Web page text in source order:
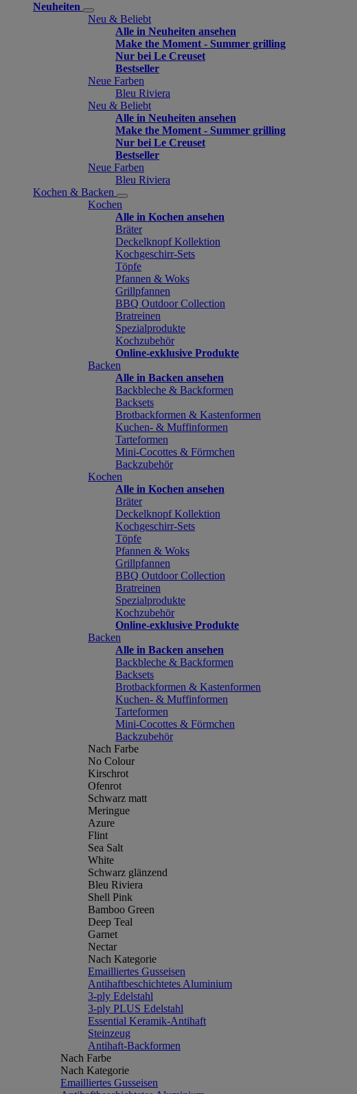
Neuheiten
Neu & Beliebt
Alle in Neuheiten ansehen
Make the Moment - Summer grilling
Nur bei Le Creuset
Bestseller
Neue Farben
Bleu Riviera
Neu & Beliebt
Alle in Neuheiten ansehen
Make the Moment - Summer grilling
Nur bei Le Creuset
Bestseller
Neue Farben
Bleu Riviera
Kochen & Backen
Kochen
Alle in Kochen ansehen
Bräter
Deckelknopf Kollektion
Kochgeschirr-Sets
Töpfe
Pfannen & Woks
Grillpfannen
BBQ Outdoor Collection
Bratreinen
Spezialprodukte
Kochzubehör
Online-exklusive Produkte
Backen
Alle in Backen ansehen
Backbleche & Backformen
Backsets
Brotbackformen & Kastenformen
Kuchen- & Muffinformen
Tarteformen
Mini-Cocottes & Förmchen
Backzubehör
Kochen
Alle in Kochen ansehen
Bräter
Deckelknopf Kollektion
Kochgeschirr-Sets
Töpfe
Pfannen & Woks
Grillpfannen
BBQ Outdoor Collection
Bratreinen
Spezialprodukte
Kochzubehör
Online-exklusive Produkte
Backen
Alle in Backen ansehen
Backbleche & Backformen
Backsets
Brotbackformen & Kastenformen
Kuchen- & Muffinformen
Tarteformen
Mini-Cocottes & Förmchen
Backzubehör
Nach Farbe
No Colour
Kirschrot
Ofenrot
Schwarz matt
Meringue
Azure
Flint
Sea Salt
White
Schwarz glänzend
Bleu Riviera
Shell Pink
Bamboo Green
Deep Teal
Garnet
Nectar
Nach Kategorie
Emailliertes Gusseisen
Antihaftbeschichtetes Aluminium
3-ply Edelstahl
3-ply PLUS Edelstahl
Essential Keramik-Antihaft
Steinzeug
Antihaft-Backformen
Nach Farbe
Nach Kategorie
Emailliertes Gusseisen